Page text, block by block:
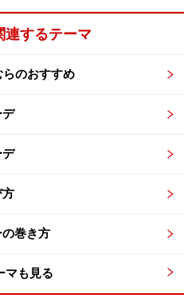
連するテーマ
のおすすめ
デ
デ
方
巻き方
マも見る